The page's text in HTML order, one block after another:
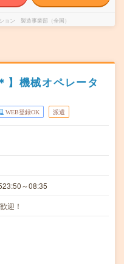
ョン 製造事業部（全国）
】機械オペレータ
WEB登録OK 派遣
～08:35
迎！